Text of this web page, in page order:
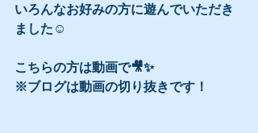
いろんなお好みの方に遊んでいただき
ました☺️
こちらの方は動画で🎥✨
※ブログは動画の切り抜きです！